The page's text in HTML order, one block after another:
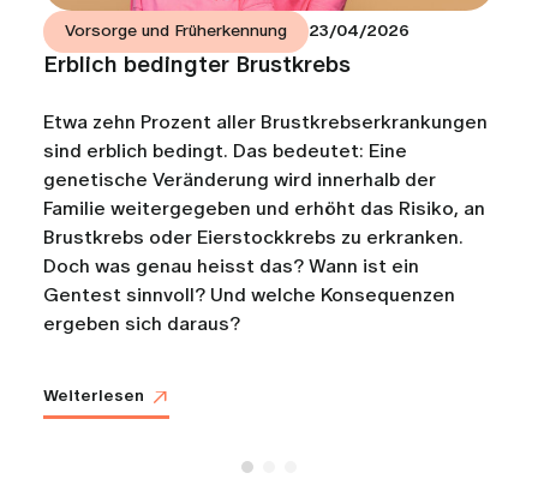
Vorsorge und Früherkennung 23/04/2026
Erblich bedingter Brustkrebs
Etwa zehn Prozent aller Brustkrebserkrankungen
sind erblich bedingt. Das bedeutet: Eine
genetische Veränderung wird innerhalb der
Familie weitergegeben und erhöht das Risiko, an
Brustkrebs oder Eierstockkrebs zu erkranken.
Doch was genau heisst das? Wann ist ein
Gentest sinnvoll? Und welche Konsequenzen
ergeben sich daraus?
Weiterlesen